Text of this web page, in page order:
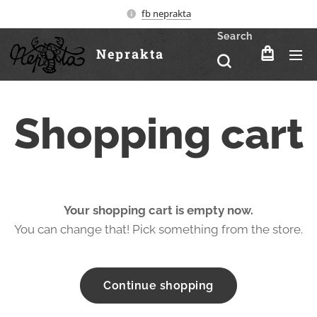
fb neprakta
Neprakta
Search
Shopping cart
Your shopping cart is empty now.
You can change that! Pick something from the store.
Continue shopping